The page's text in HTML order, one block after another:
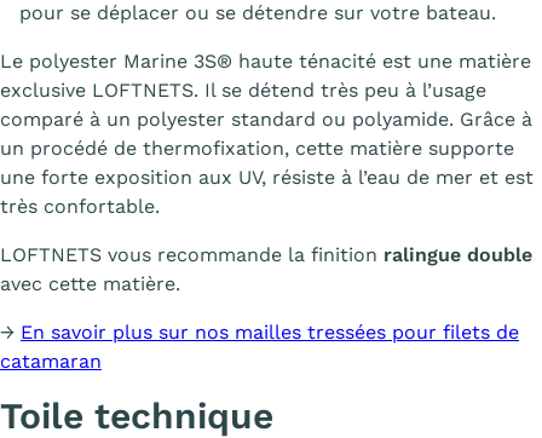
pour se déplacer ou se détendre sur votre bateau.
Le polyester Marine 3S® haute ténacité est une matière
exclusive LOFTNETS. Il se détend très peu à l’usage
comparé à un polyester standard ou polyamide. Grâce à
un procédé de thermofixation, cette matière supporte
une forte exposition aux UV, résiste à l’eau de mer et est
très confortable.
LOFTNETS vous recommande la finition ralingue double
avec cette matière.
→ En savoir plus sur nos mailles tressées pour filets de
catamaran
Toile technique